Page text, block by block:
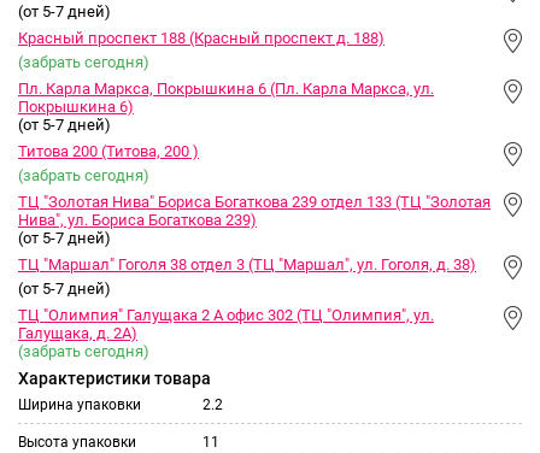
(от 5-7 дней)
Красный проспект 188 (Красный проспект д. 188)
(забрать сегодня)
Пл. Карла Маркса, Покрышкина 6 (Пл. Карла Маркса, ул.
Покрышкина 6)
(от 5-7 дней)
Титова 200 (Титова, 200 )
(забрать сегодня)
ТЦ "Золотая Нива" Бориса Богаткова 239 отдел 133 (ТЦ "Золотая
Нива", ул. Бориса Богаткова 239)
(от 5-7 дней)
ТЦ "Маршал" Гоголя 38 отдел 3 (ТЦ "Маршал", ул. Гоголя, д. 38)
(от 5-7 дней)
ТЦ "Олимпия" Галущака 2 А офис 302 (ТЦ "Олимпия", ул.
Галущака, д. 2А)
(забрать сегодня)
Характеристики товара
Ширина упаковки 2.2
Высота упаковки 11